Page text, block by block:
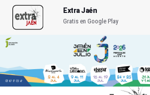
Extra Jaén
Gratis en Google Play